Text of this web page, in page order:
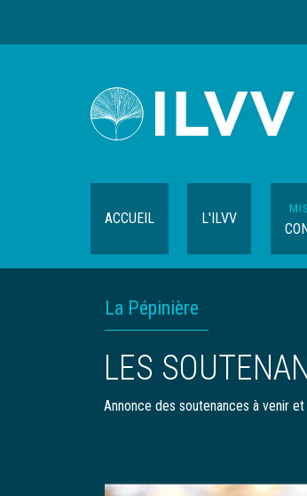
ACCUEIL L'ILVV
contextuelle
FIL
D'ARIANE
La Pépinière
LES
Annonce des soutenances à venir